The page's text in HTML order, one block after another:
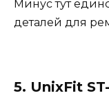
Минус тут
деталей для
5. UnixFit